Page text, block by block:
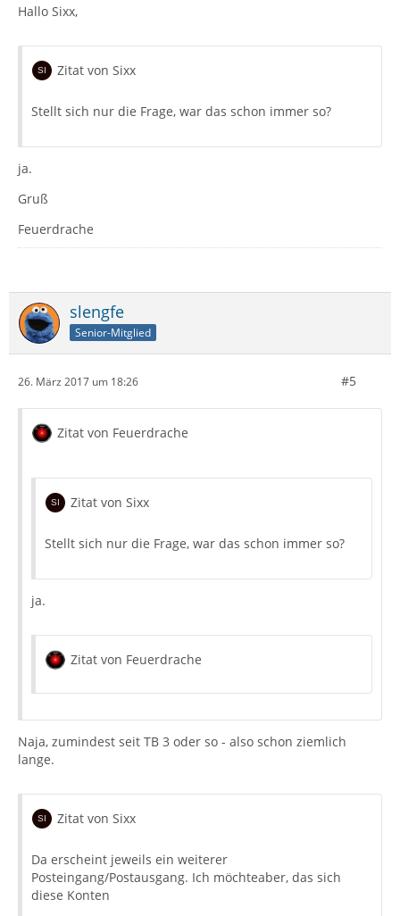
Hallo Sixx,
Zitat von Sixx
Stellt sich nur die Frage, war das schon immer so?
ja.
Gruß
Feuerdrache
slengfe
Senior-Mitglied
26. März 2017 um 18:26 #5
Zitat von Feuerdrache
Zitat von Sixx
Stellt sich nur die Frage, war das schon immer so?
ja.
Zitat von Feuerdrache
Naja, zumindest seit TB 3 oder so - also schon ziemlich
lange.
Zitat von Sixx
Da erscheint jeweils ein weiterer
Posteingang/Postausgang. Ich möchteaber, das sich
diese Konten